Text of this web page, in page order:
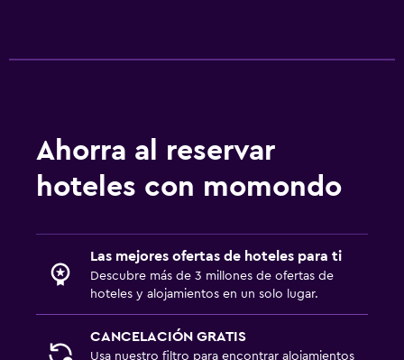
Ahorra al reservar
hoteles con momondo
Las mejores ofertas de hoteles para ti
Descubre más de 3 millones de ofertas de
hoteles y alojamientos en un solo lugar.
CANCELACIÓN GRATIS
Usa nuestro filtro para encontrar alojamientos